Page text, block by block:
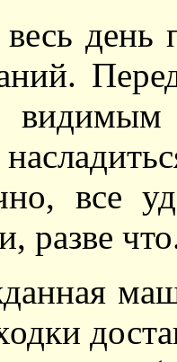
день
все
разве